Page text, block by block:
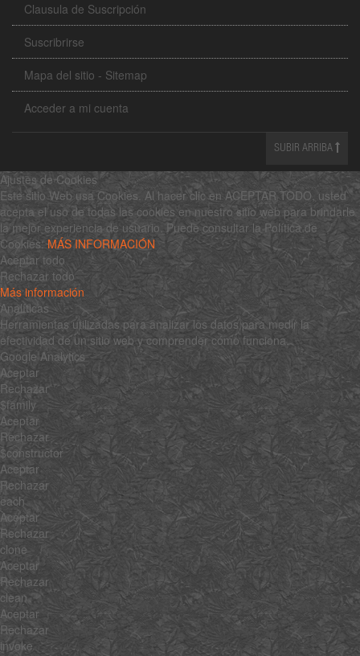
Clausula de Suscripción
Suscribrirse
Mapa del sitio - Sitemap
Acceder a mi cuenta
SUBIR ARRIBA
Ajustes de Cookies
Este sitio Web usa Cookies. Al hacer clic en ACEPTAR TODO, usted
acepta el uso de todas las cookies en nuestro sitio web para brindarle
la mejor experiencia de usuario. Puede consultar la Política de
Cookies:MÁS INFORMACIÓN
Aceptar todo
Rechazar todo
Más información
Analíticas
Herramientas utilizadas para analizar los datos para medir la
efectividad de un sitio web y comprender cómo funciona.
Google Analytics
Aceptar
Rechazar
$family
Aceptar
Rechazar
$constructor
Aceptar
Rechazar
each
Aceptar
Rechazar
clone
Aceptar
Rechazar
clean
Aceptar
Rechazar
invoke